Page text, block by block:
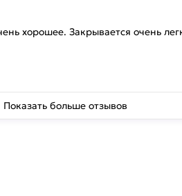
хорошее. Закрывается очень
Показать больше отзывов